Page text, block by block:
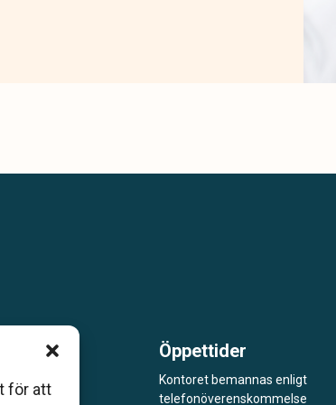
för att
Öppettider
Kontoret bemannas enligt
telefonöverenskommelse